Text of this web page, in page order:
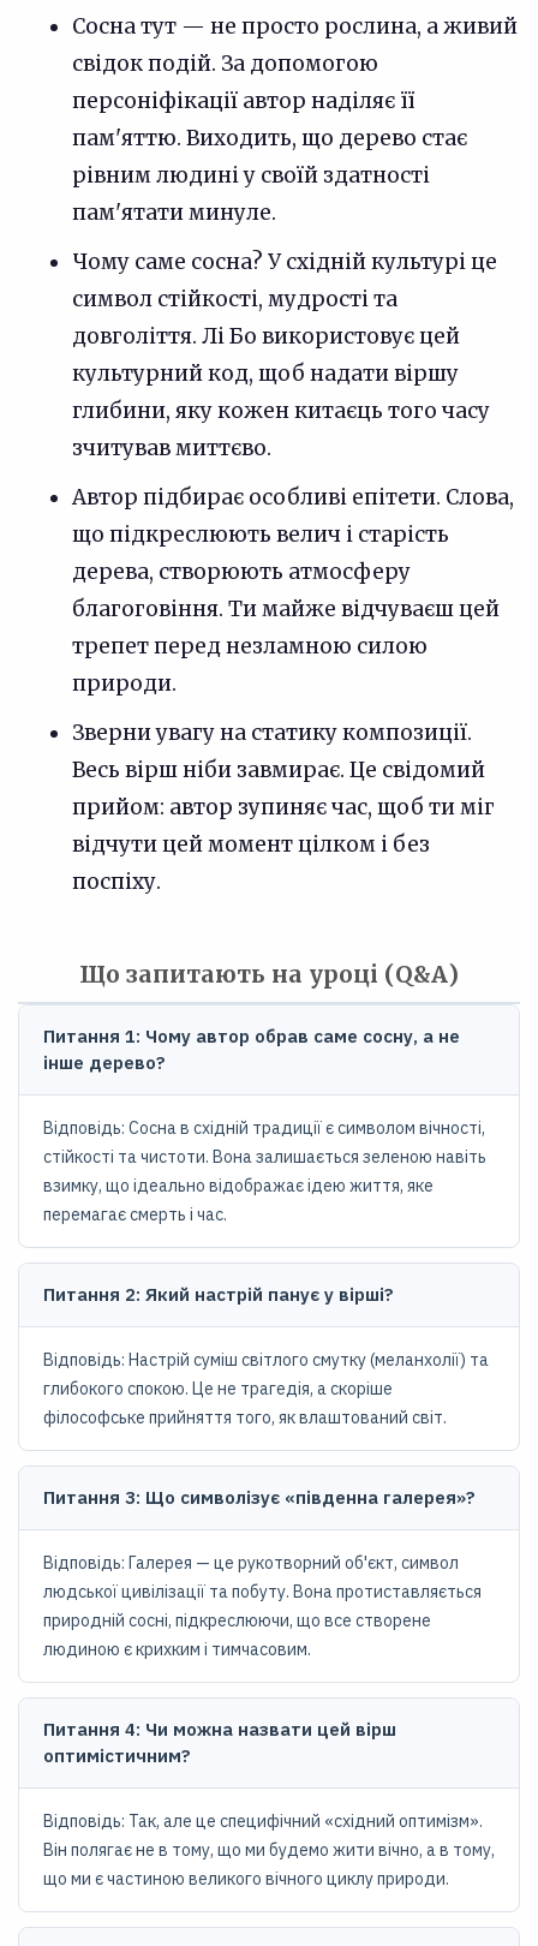
Сосна тут — не просто рослина, а живий
свідок подій. За допомогою
персоніфікації автор наділяє її
пам'яттю. Виходить, що дерево стає
рівним людині у своїй здатності
пам'ятати минуле.
Чому саме сосна? У східній культурі це
символ стійкості, мудрості та
довголіття. Лі Бо використовує цей
культурний код, щоб надати віршу
глибини, яку кожен китаєць того часу
зчитував миттєво.
Автор підбирає особливі епітети. Слова,
що підкреслюють велич і старість
дерева, створюють атмосферу
благоговіння. Ти майже відчуваєш цей
трепет перед незламною силою
природи.
Зверни увагу на статику композиції.
Весь вірш ніби завмирає. Це свідомий
прийом: автор зупиняє час, щоб ти міг
відчути цей момент цілком і без
поспіху.
Що запитають на уроці (Q&A)
Питання 1: Чому автор обрав саме сосну, а не
інше дерево?
Відповідь: Сосна в східній традиції є символом вічності,
стійкості та чистоти. Вона залишається зеленою навіть
взимку, що ідеально відображає ідею життя, яке
перемагає смерть і час.
Питання 2: Який настрій панує у вірші?
Відповідь: Настрій суміш світлого смутку (меланхолії) та
глибокого спокою. Це не трагедія, а скоріше
філософське прийняття того, як влаштований світ.
Питання 3: Що символізує «південна галерея»?
Відповідь: Галерея — це рукотворний об'єкт, символ
людської цивілізації та побуту. Вона протиставляється
природній сосні, підкреслюючи, що все створене
людиною є крихким і тимчасовим.
Питання 4: Чи можна назвати цей вірш
оптимістичним?
Відповідь: Так, але це специфічний «східний оптимізм».
Він полягає не в тому, що ми будемо жити вічно, а в тому,
що ми є частиною великого вічного циклу природи.